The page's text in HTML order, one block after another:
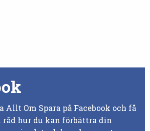
Allt Om Spara på Facebook och få
råd hur du kan förbättra din